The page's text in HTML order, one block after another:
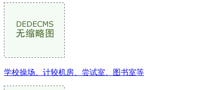
学校操场、计较机房、尝试室、图书室等